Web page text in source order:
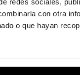
con otra
o que hayan
en el talón para un
colgantes Jibbitz™.